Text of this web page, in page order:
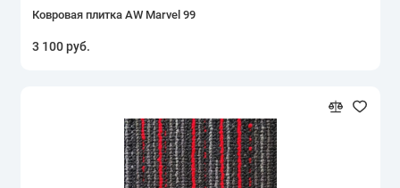
Ковровая плитка AW Marvel 99
3 100 руб.